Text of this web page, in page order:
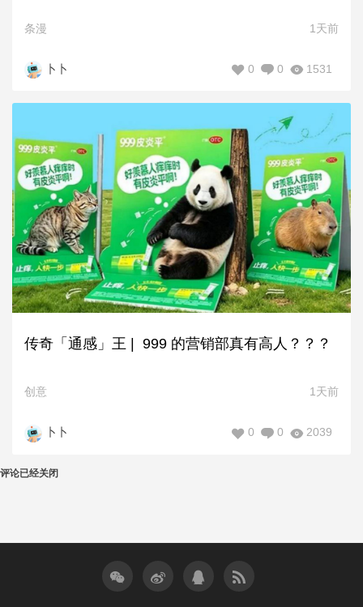
条漫 1天前
卜卜 1531
0
0
传奇「通感」王 | 999 的营销部真有高人？？？
创意 1天前
卜卜 2039
0
0
评论已经关闭